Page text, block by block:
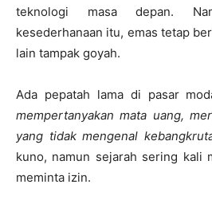
teknologi masa depan.
kesederhanaan itu, emas tetap
lain tampak goyah.
Ada pepatah lama di pasar
mempertanyakan mata uang,
yang tidak mengenal
kuno, namun sejarah sering kali
meminta izin.